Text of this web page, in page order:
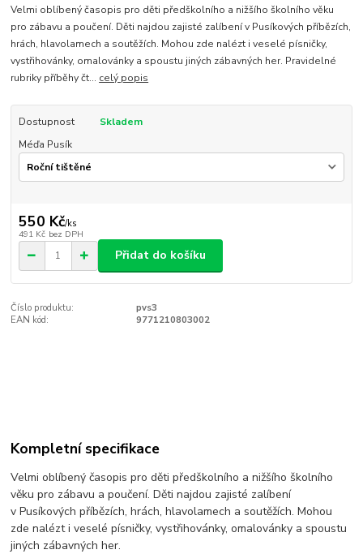
Velmi oblíbený časopis pro děti předškolního a nižšího školního věku
pro zábavu a poučení. Děti najdou zajisté zalíbení v Pusíkových příbězích,
hrách, hlavolamech a soutěžích. Mohou zde nalézt i veselé písničky,
vystřihovánky, omalovánky a spoustu jiných zábavných her. Pravidelné
rubriky příběhy čt... celý popis
Dostupnost
Skladem
Méďa Pusík
550 Kč/ks
491 Kč bez DPH
Přidat do košíku
Číslo produktu:
pvs3
EAN kód:
9771210803002
Kompletní specifikace
Velmi oblíbený časopis pro děti předškolního a nižšího školního
věku pro zábavu a poučení. Děti najdou zajisté zalíbení
v Pusíkových příbězích, hrách, hlavolamech a soutěžích. Mohou
zde nalézt i veselé písničky, vystřihovánky, omalovánky a spoustu
jiných zábavných her.